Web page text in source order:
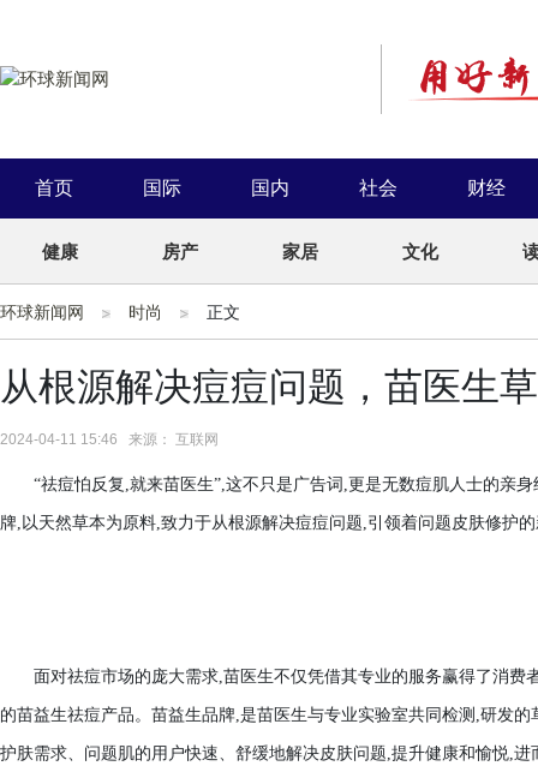
首页 国际 国内 社会 财经
健康 房产 家居 文化
环球新闻网 时尚 正文
从根源解决痘痘问题，苗医生
2024-04-11 15:46 来源： 互联网
“祛痘怕反复,就来苗医生”,这不只是广告词,更是无数痘肌人士的亲
牌,以天然草本为原料,致力于从根源解决痘痘问题,引领着问题皮肤修护
面对祛痘市场的庞大需求,苗医生不仅凭借其专业的服务赢得了消
的苗益生祛痘产品。苗益生品牌,是苗医生与专业实验室共同检测,研发
护肤需求、问题肌的用户快速、舒缓地解决皮肤问题,提升健康和愉悦,进